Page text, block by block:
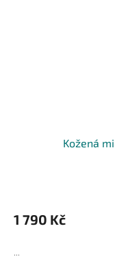
Kožená
1 790 Kč
...